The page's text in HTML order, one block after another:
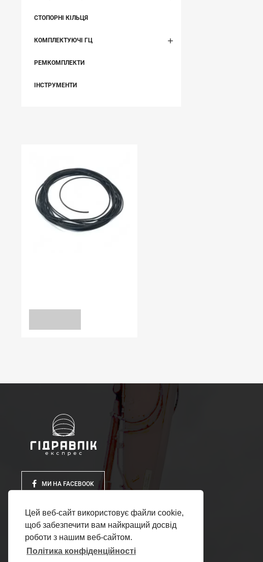
Цей веб-сайт використовує файли cookie,
щоб забезпечити вам найкращий досвід
роботи з нашим веб-сайтом.
Політика конфіденційності
СТОПОРНІ КІЛЬЦЯ
КОМПЛЕКТУЮЧІ ГЦ
РЕМКОМПЛЕКТИ
ІНСТРУМЕНТИ
МИ НА FACEBOOK